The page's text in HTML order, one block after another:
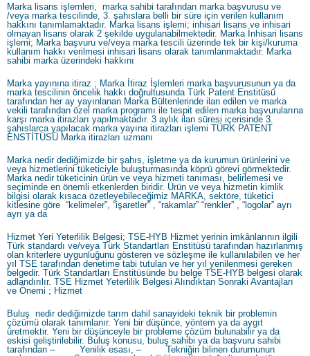
Marka lisans işlemleri, marka sahibi tarafından marka başvurusu ve
/veya marka tescilinde, 3. şahıslara belli bir süre için verilen kullanım
hakkını tanımlamaktadır. Marka lisans işlemi; inhisari lisans ve inhisari
olmayan lisans olarak 2 şekilde uygulanabilmektedir. Marka İnhisari lisans
işlemi; Marka başvuru ve/veya marka tescili üzerinde tek bir kişi/kuruma
kullanım hakkı verilmesi inhisari lisans olarak tanımlanmaktadır. Marka
sahibi marka üzerindeki hakkını
Marka yayınına itiraz ; Marka İtiraz İşlemleri marka başvurusunun ya da
marka tescilinin öncelik hakkı doğrultusunda Türk Patent Enstitüsü
tarafından her ay yayınlanan Marka Bültenlerinde ilan edilen ve marka
vekili tarafından özel marka programı ile tespit edilen marka başvurularına
karşı marka itirazları yapılmaktadır. 3 aylık ilan süresi içerisinde 3.
şahıslarca yapılacak marka yayına itirazları işlemi TÜRK PATENT
ENSTİTÜSÜ Marka itirazları uzmanı
Marka nedir dediğimizde bir şahıs, işletme ya da kurumun ürünlerini ve
veya hizmetlerini tüketiciyle buluşturmasında köprü görevi görmektedir.
Marka nedir tüketicinin ürün ve veya hizmeti tanıması, belirlemesi ve
seçiminde en önemli etkenlerden biridir. Ürün ve veya hizmetin kimlik
bilgisi olarak kısaca özetleyebileceğimiz MARKA, sektöre, tüketici
kitlesine göre “kelimeler”, “işaretler” , “rakamlar” “renkler” , “logolar” ayrı
ayrı ya da
Hizmet Yeri Yeterlilik Belgesi; TSE-HYB Hizmet yerinin imkânlarının ilgili
Türk standardı ve/veya Türk Standartları Enstitüsü tarafından hazırlanmış
olan kriterlere uygunluğunu gösteren ve sözleşme ile kullanılabilen ve her
yıl TSE tarafından denetime tabi tutulan ve her yıl yenilenmesi gereken
belgedir. Türk Standartları Enstitüsünde bu belge TSE-HYB belgesi olarak
adlandırılır. TSE Hizmet Yeterlilik Belgesi Alındıktan Sonraki Avantajları
ve Önemi ; Hizmet
Buluş nedir dediğimizde tarım dahil sanayideki teknik bir problemin
çözümü olarak tanımlanır. Yeni bir düşünce, yöntem ya da aygıt
üretmektir. Yeni bir düşünceyle bir probleme çözüm bulunabilir ya da
eskisi geliştirilebilir. Buluş konusu, buluş sahibi ya da başvuru sahibi
tarafından – Yenilik esası, – Tekniğin bilinen durumunun